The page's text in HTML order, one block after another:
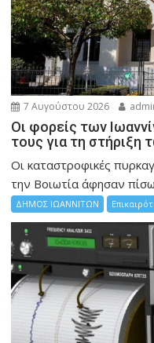
7 Αυγούστου 2026
Οι φορείς των
τους για τη
Οι καταστροφικές
την Bοιωτία άφησαν
ΔΗΜΟΣ ΙΩΑΝΝΙΤΩΝ